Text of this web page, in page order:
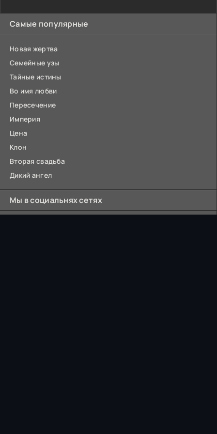
Самые популярные
Новая жертва
Семейные узы
Тайные истины
Во имя любви
Пересечение
Империя
Цена
Клон
Вторая свадьба
Дикий ангел
Мы в социальнях сетях